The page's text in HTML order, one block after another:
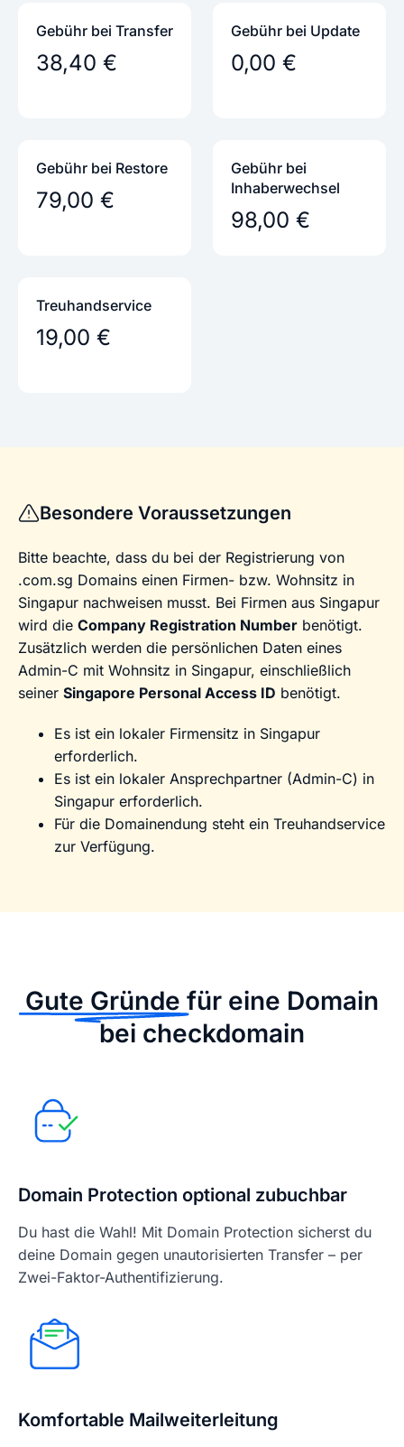
Gebühr bei Transfer
38,40 €
Gebühr bei Update
0,00 €
Gebühr bei Restore
79,00 €
Gebühr bei
Inhaber­wechsel
98,00 €
Treuhandservice
19,00 €
Besondere Voraussetzungen
Bitte beachte, dass du bei der Registrierung von
.com.sg Domains einen Firmen- bzw. Wohnsitz in
Singapur nachweisen musst. Bei Firmen aus Singapur
wird die Company Registration Number benötigt.
Zusätzlich werden die persönlichen Daten eines
Admin-C mit Wohnsitz in Singapur, einschließlich
seiner Singapore Personal Access ID benötigt.
Es ist ein lokaler Firmensitz in Singapur
erforderlich.
Es ist ein lokaler Ansprechpartner (Admin-C) in
Singapur erforderlich.
Für die Domainendung steht ein Treuhandservice
zur Verfügung.
Gute Gründe für eine Domain
bei checkdomain
Domain Protection optional zubuchbar
Du hast die Wahl! Mit Domain Protection sicherst du
deine Domain gegen unautorisierten Transfer – per
Zwei-Faktor-Authentifizierung.
Komfortable Mailweiterleitung